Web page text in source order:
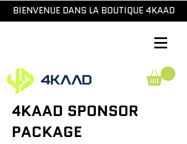
BIENVENUE DANS LA BOUTIQUE 4KAAD
4KAAD SPONSOR
PACKAGE